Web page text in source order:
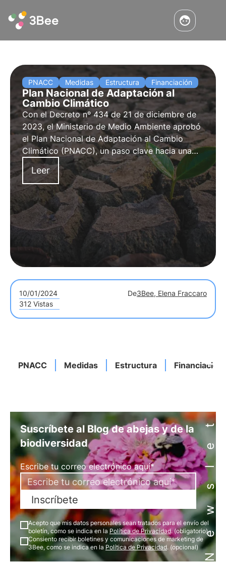
PNACC Medidas Estructura Financiación
Plan Nacional de Adaptación al
Cambio Climático
Con el Decreto nº 434 de 21 de diciembre de
2023, el Ministerio de Medio Ambiente aprobó
el Plan Nacional de Adaptación al Cambio
Climático (PNACC), un paso clave hacia una
estrategia climática nacional resiliente.
Descubra en este artículo los objetivos del
PNACC y cómo está estructurado.
Leer
10/01/2024 De3Bee, Elena Fraccaro
312 Vistas
PNACC Medidas Estructura Financiación
Newsletter
Suscríbete al Blog de abejas y de la
biodiversidad
Escribe tu correo electrónico aquí*
Inscríbete
Acepto que mis datos personales sean tratados para el envío del
boletín, como se indica en la Política de Privacidad. (obligatorio)
Consiento recibir boletines y comunicaciones de marketing de
3Bee, como se indica en la Política de Privacidad. (opcional)